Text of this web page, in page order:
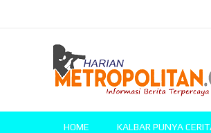
HOME KALBAR PUNYA